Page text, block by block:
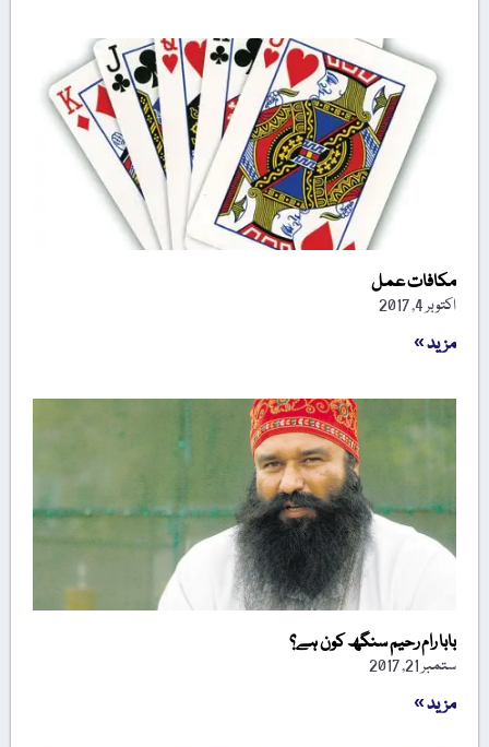
مکافات عمل
اکتوبر 4, 2017
مزید »
بابا رام رحیم سنگھ کون ہے؟
ستمبر 21, 2017
مزید »